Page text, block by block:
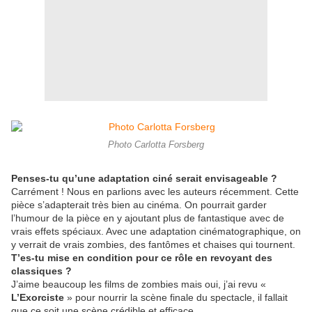
Photo Carlotta Forsberg
Penses-tu qu’une adaptation ciné serait envisageable ?
Carrément ! Nous en parlions avec les auteurs récemment. Cette
pièce s’adapterait très bien au cinéma. On pourrait garder
l’humour de la pièce en y ajoutant plus de fantastique avec de
vrais effets spéciaux. Avec une adaptation cinématographique, on
y verrait de vrais zombies, des fantômes et chaises qui tournent.
T’es-tu mise en condition pour ce rôle en revoyant des
classiques ?
J’aime beaucoup les films de zombies mais oui, j’ai revu «
L’Exorciste » pour nourrir la scène finale du spectacle, il fallait